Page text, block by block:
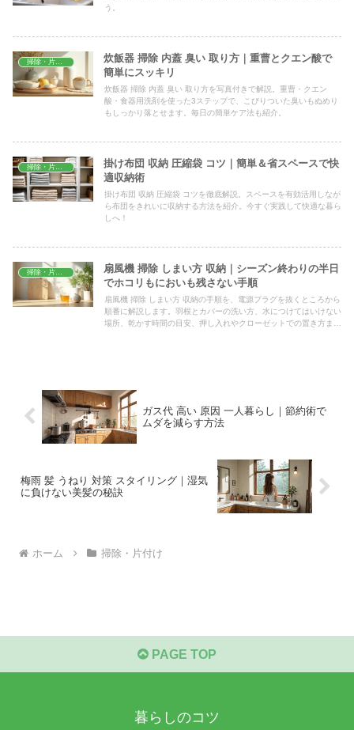
う。
炊飯器 掃除 内蓋 臭い 取り方｜重曹とクエン酸で
簡単にスッキリ
炊飯器 掃除 内蓋 臭い 取り方を写真付きで解説。重曹・クエン
酸・食器用洗剤を使った3ステップで、こびりついた臭いもぬめり
もしっかり落とせます。毎日の簡単ケア法も紹介。
掛け布団 収納 圧縮袋 コツ｜簡単＆省スペースで快
適収納術
掛け布団 収納 圧縮袋 コツを徹底解説。スペースを有効活用しなが
ら布団をきれいに収納する方法を紹介。今すぐ実践して快適な暮ら
しへ！
扇風機 掃除 しまい方 収納｜シーズン終わりの半日
でホコリもにおいも残さない手順
扇風機 掃除 しまい方 収納の手順を、電源プラグを抜くところから
順番に解説します。羽根とカバーの洗い方、水につけてはいけない
場所、乾かす時間の目安、押し入れやクローゼットでの置き方ま
ガス代 高い 原因 一人暮らし｜節約術で
ムダを減らす方法
梅雨 髪 うねり 対策 スタイリング｜湿気
に負けない美髪の秘訣
ホーム 掃除・片付け
PAGE TOP
暮らしのコツ